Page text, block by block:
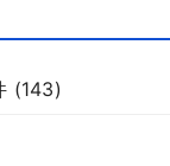
(143)